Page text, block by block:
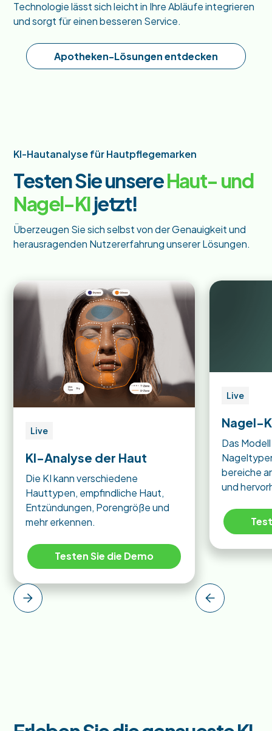
Technologie lässt sich leicht in Ihre Abläufe integrieren
und sorgt für einen besseren Service.
Apotheken-Lösungen entdecken
KI-Hautanalyse für Hautpflegemarken
Testen Sie unsereHaut- und
Nagel-KIjetzt!
Überzeugen Sie sich selbst von der Genauigkeit und
herausragenden Nutzererfahrung unserer Lösungen.
Live
KI-Analyse der Haut
Die KI kann verschiedene
Hauttypen, empfindliche Haut,
Entzündungen, Porengröße und
mehr erkennen.
Testen Sie die Demo
Live
Nagel-
Das
bereiche
und